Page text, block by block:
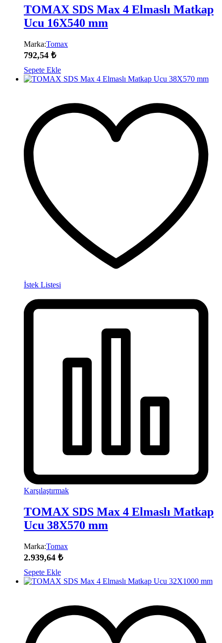
TOMAX SDS Max 4 Elmaslı Matkap
Ucu 16X540 mm
Marka:Tomax
792,54 ₺
Sepete Ekle
İstek Listesi
Karşılaştırmak
TOMAX SDS Max 4 Elmaslı Matkap
Ucu 38X570 mm
Marka:Tomax
2.939,64 ₺
Sepete Ekle